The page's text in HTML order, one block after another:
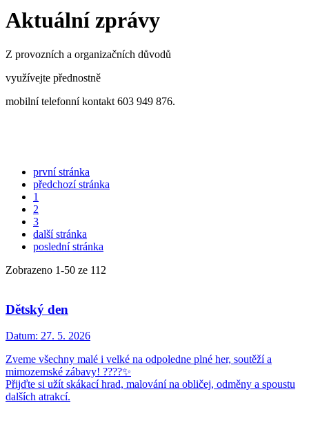
Aktuální zprávy
Z provozních a organizačních důvodů
využívejte přednostně
mobilní telefonní kontakt 603 949 876.
první stránka
předchozí stránka
1
2
3
další stránka
poslední stránka
Zobrazeno 1-50 ze 112
Dětský den
Datum: 27. 5. 2026
Zveme všechny malé i velké na odpoledne plné her, soutěží a
mimozemské zábavy! ????✨
Přijďte si užít skákací hrad, malování na obličej, odměny a spoustu
dalších atrakcí.